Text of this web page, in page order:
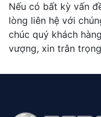
Nếu có bất kỳ vấn
lòng liên hệ với
chúc quý khách
vượng, xin trân